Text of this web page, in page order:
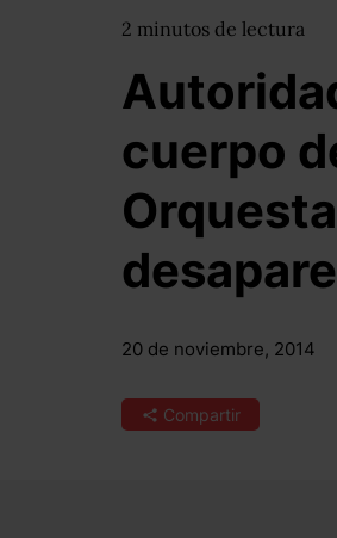
2 minutos de lectura
cuerpo
20 de noviembre, 2014
Compartir